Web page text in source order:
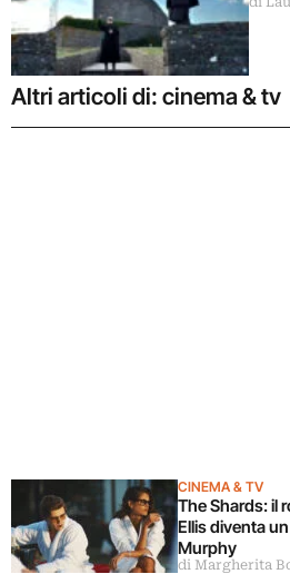
Altri articoli di: cinema & tv
CINEMA & TV
The Shards: il
Ellis diventa
Murphy
di Margherita